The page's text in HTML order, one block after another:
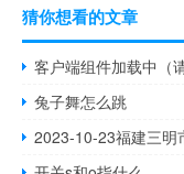
猜你想看的文章
客户端组件加载中（
兔子舞怎么跳
2023-10-23福建三明